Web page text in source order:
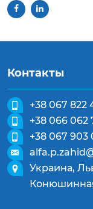
Контакты
+38 067 822
+38 066 062
+38 067 903
Украина,